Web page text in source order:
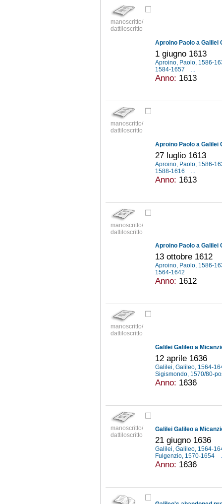
manoscritto/
dattiloscritto
Aproino Paolo a Galilei
1 giugno 1613
Aproino, Paolo, 1586-
1584-1657
...
Anno: 1613
manoscritto/
dattiloscritto
Aproino Paolo a Galilei
27 luglio 1613
Aproino, Paolo, 1586-
1588-1616
Anno: 1613
manoscritto/
dattiloscritto
Aproino Paolo a Galilei
13 ottobre 1612
Aproino, Paolo, 1586-
1564-1642
Anno: 1612
manoscritto/
dattiloscritto
Galilei Galileo a
12 aprile 1636
Galilei, Galileo, 1564-
Sigismondo, 1570/80-
Anno: 1636
manoscritto/
dattiloscritto
Galilei Galileo a
21 giugno 1636
Galilei, Galileo, 1564-
Fulgenzio, 1570-1654
Anno: 1636